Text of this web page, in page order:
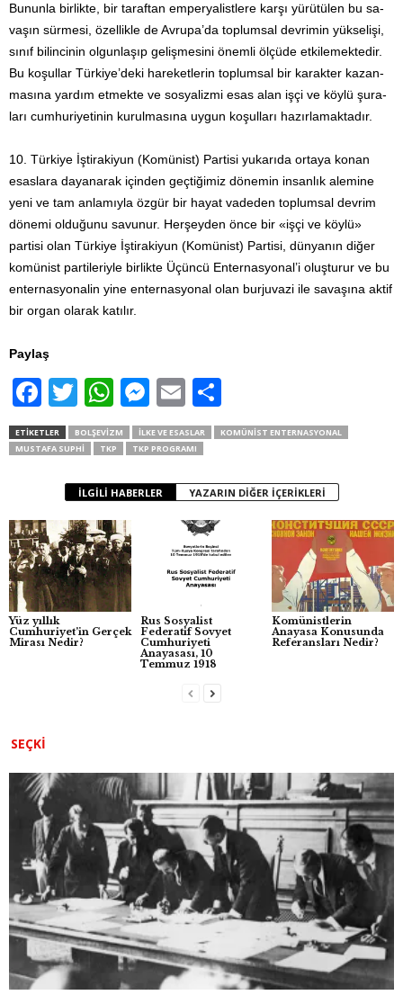
Bununla birlikte, bir taraftan emperyalistlere karşı yürütülen bu sa­
vaşın sürmesi, özellikle de Avrupa’da toplumsal devrimin yükselişi,
sınıf bilincinin olgunlaşıp gelişmesini önemli ölçüde etkilemektedir.
Bu koşullar Türkiye’deki hareketlerin toplumsal bir karakter kazan­
masına yardım etmekte ve sosyalizmi esas alan işçi ve köylü şura­
ları cumhuriyetinin kurulmasına uygun koşulları hazırlamaktadır.
10. Türkiye İştirakiyun (Komünist) Partisi yukarıda ortaya konan
esas­lara dayanarak içinden geçtiğimiz dönemin insanlık ale­mine
yeni ve tam anlamıyla özgür bir hayat vadeden toplumsal devrim
dönemi olduğunu savunur. Herşeyden önce bir «işçi ve köylü»
partisi olan Türkiye İştirakiyun (Komünist) Partisi, dünya­nın diğer
komünist partileriyle birlikte Üçüncü Enternasyonal’i oluşturur ve bu
enter­nasyonalin yine enternasyonal olan burju­vazi ile savaşına aktif
bir organ olarak katılır.
Paylaş
F
a
c
o
o
k
T
wi
tt
er
W
h
at
s
A
p
p
M
e
ss
e
n
er
E
m
ail
h
ar
e
ETIKETLER BOLŞEVIZM ILKE VE ESASLAR
KOMÜNIST ENTERNASYONAL
MUSTAFA SUPHI
TKP TKP PROGRAMI
İLGILI HABERLER YAZARIN DIĞER İÇERIKLERI
Yüz yıllık
Cumhuriyet’in Gerçek
Mirası Nedir?
Rus Sosyalist
Federatif Sovyet
Cumhuriyeti
Anayasası, 10
Temmuz 1918
Komünistlerin
Anayasa Konusunda
Referansları Nedir?
SEÇKI